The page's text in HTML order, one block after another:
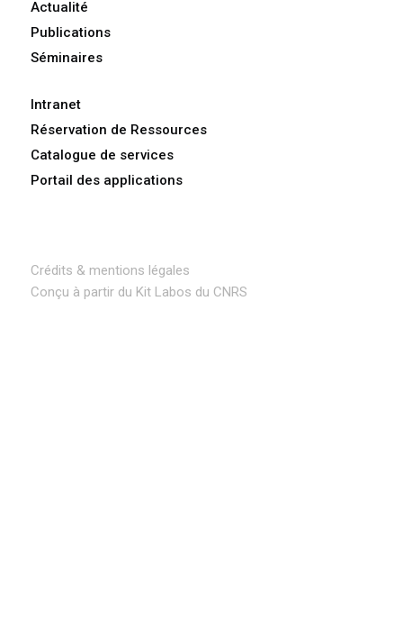
Actualité
Publications
Séminaires
Intranet
Réservation de Ressources
Catalogue de services
Portail des applications
Crédits & mentions légales
Conçu à partir du Kit Labos du CNRS